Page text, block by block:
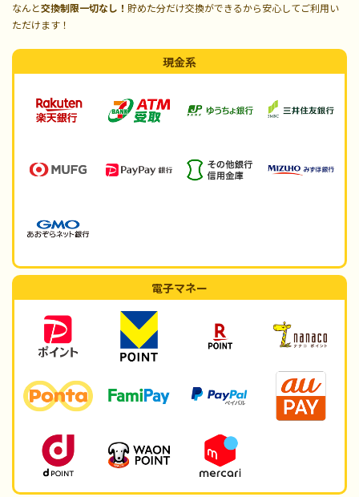
なんと交換制限一切なし！ 貯めた分だけ交換ができるから安心してご利用い
ただけます！
現金系
電子マネー